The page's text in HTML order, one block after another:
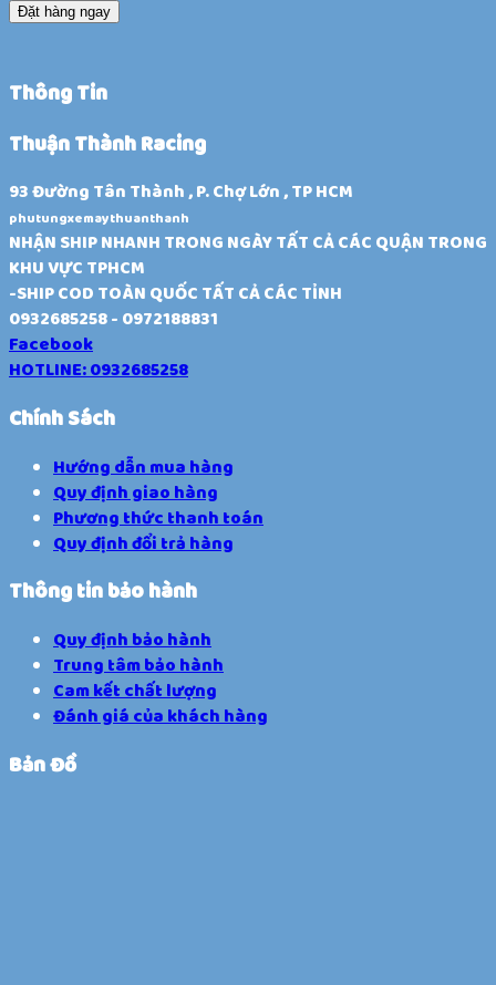
Đặt hàng ngay
Thông Tin
Thuận Thành Racing
93 Đường Tân Thành , P. Chợ Lớn , TP HCM
phutungxemaythuanthanh
NHẬN SHIP NHANH TRONG NGÀY TẤT CẢ CÁC QUẬN TRONG
KHU VỰC TPHCM
-SHIP COD TOÀN QUỐC TẤT CẢ CÁC TỈNH
0932685258 - 0972188831
Facebook
HOTLINE: 0932685258
Chính Sách
Hướng dẫn mua hàng
Quy định giao hàng
Phương thức thanh toán
Quy định đổi trả hàng
Thông tin bảo hành
Quy định bảo hành
Trung tâm bảo hành
Cam kết chất lượng
Đánh giá của khách hàng
Bản Đồ